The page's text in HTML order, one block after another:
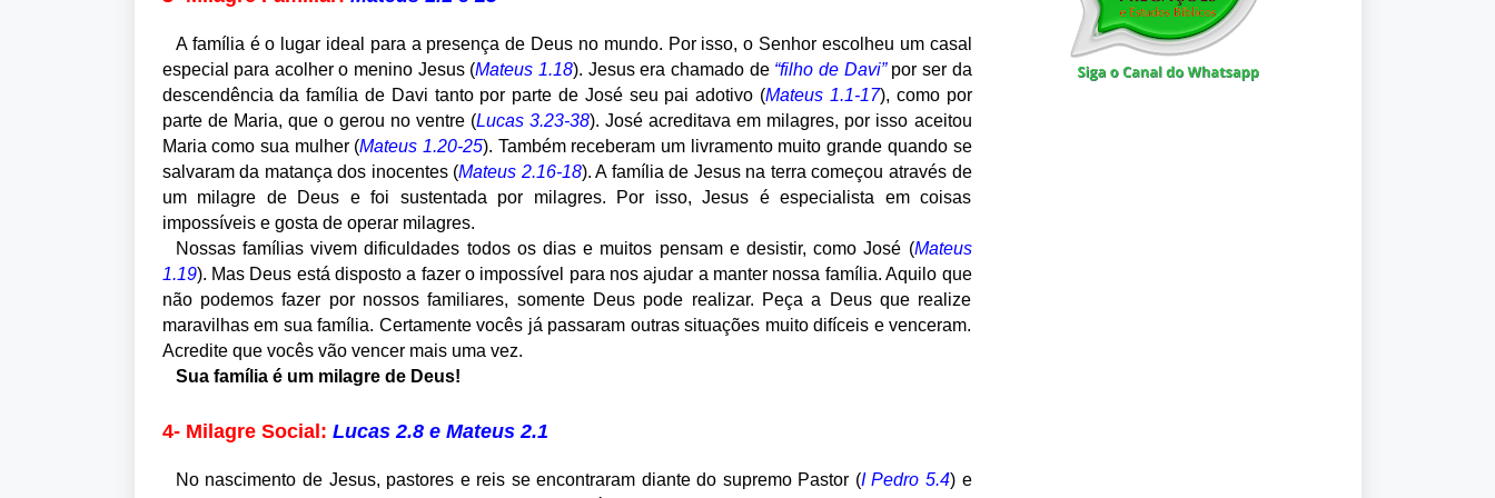
A família é o lugar ideal para a presença de Deus no mundo. Por isso, o Senhor escolheu um casal
especial para acolher o menino Jesus (Mateus 1.18). Jesus era chamado de “filho de Davi”por ser da
descendência da família de Davi tanto por parte de José seu pai adotivo (Mateus 1.1-17), como por
parte de Maria, que o gerou no ventre (Lucas 3.23-38). José acreditava em milagres, por isso aceitou
Maria como sua mulher (Mateus 1.20-25). Também receberam um livramento muito grande quando se
salvaram da matança dos inocentes (Mateus 2.16-18). A família de Jesus na terra começou através de
um milagre de Deus e foi sustentada por milagres. Por isso, Jesus é especialista em coisas
impossíveis e gosta de operar milagres.
Nossas famílias vivem dificuldades todos os dias e muitos pensam e desistir, como José (Mateus
1.19). Mas Deus está disposto a fazer o impossível para nos ajudar a manter nossa família. Aquilo que
não podemos fazer por nossos familiares, somente Deus pode realizar. Peça a Deus que realize
maravilhas em sua família. Certamente vocês já passaram outras situações muito difíceis e venceram.
Acredite que vocês vão vencer mais uma vez.
Sua família é um milagre de Deus!
4- Milagre Social: Lucas 2.8 e Mateus 2.1
No nascimento de Jesus, pastores e reis se encontraram diante do supremo Pastor (I Pedro 5.4) e